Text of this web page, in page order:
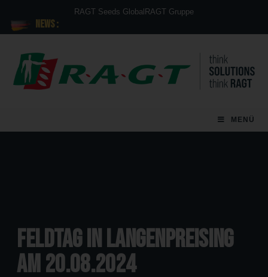
News :
RAGT Seeds Global RAGT Gruppe
MENÜ
Feldtag in Langenpreising
am 20.08.2024